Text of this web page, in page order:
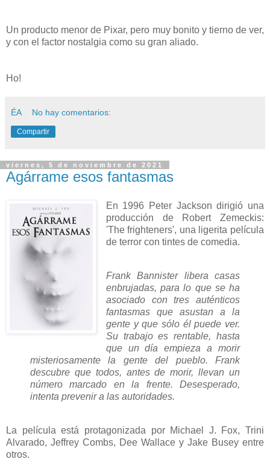
Un producto menor de Pixar, pero muy bonito y tierno de ver,
y con el factor nostalgia como su gran aliado.
Ho!
ÉA No hay comentarios:
Compartir
viernes, 5 de noviembre de 2021
Agárrame esos fantasmas
En 1996 Peter Jackson dirigió una
producción de Robert Zemeckis:
'The frighteners', una ligerita película
de terror con tintes de comedia.
Frank Bannister libera casas
enbrujadas, para lo que se ha
asociado con tres auténticos
fantasmas que asustan a la
gente y que sólo él puede ver.
Su trabajo es rentable, hasta
que un día empieza a morir
misteriosamente la gente del pueblo. Frank
descubre que todos, antes de morir, llevan un
número marcado en la frente. Desesperado,
intenta prevenir a las autoridades.
La película está protagonizada por Michael J. Fox, Trini
Alvarado, Jeffrey Combs, Dee Wallace y Jake Busey entre
otros.